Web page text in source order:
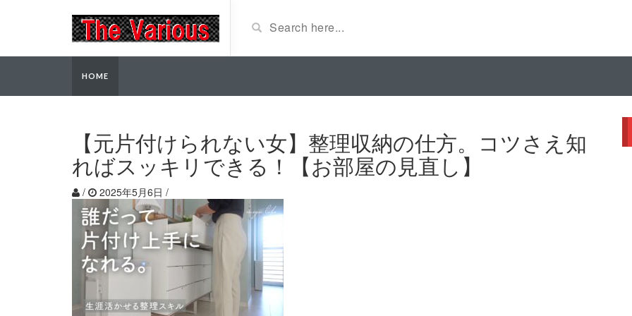
HOME
【元片付けられない女】整理収納の仕方。コツさえ知
ればスッキリできる！【お部屋の見直し】
/ 2025年5月6日 /